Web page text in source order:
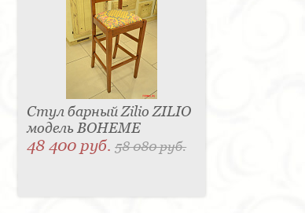
Стул барный Zilio ZILIO
модель BOHEME
48 400 руб.58 080 руб.